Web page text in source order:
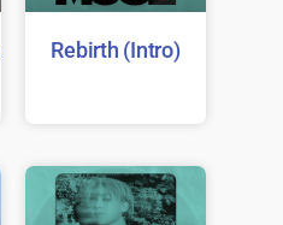
Rebirth (Intro)